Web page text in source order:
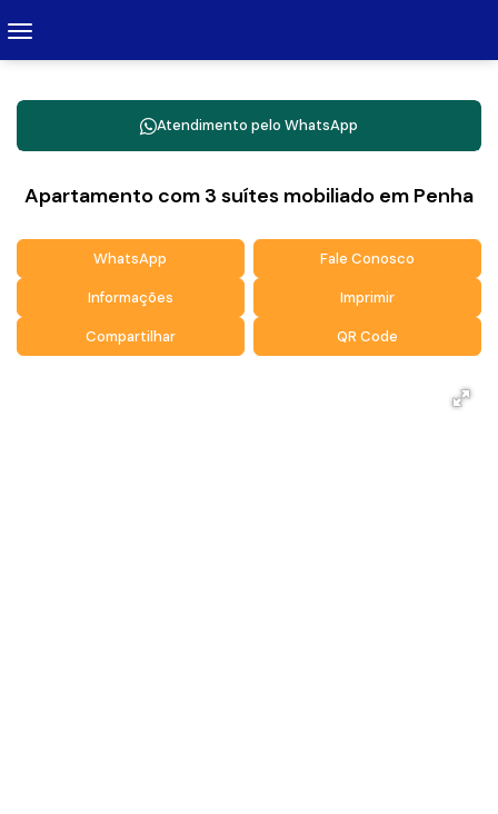
Atendimento pelo WhatsApp
Apartamento com 3 suítes mobiliado em Penha
WhatsApp Fale Conosco
Informações Imprimir
Compartilhar QR Code